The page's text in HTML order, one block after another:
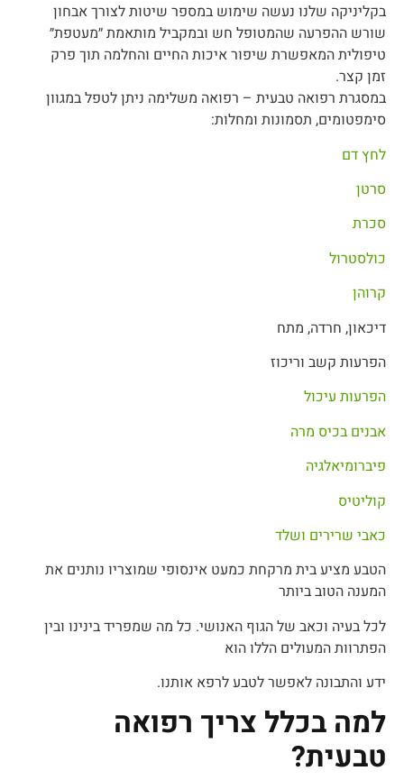
בקליניקה שלנו נעשה שימוש במספר שיטות לצורך אבחון
שורש ההפרעה שהמטופל חש ובמקביל מותאמת ״מעטפת״
טיפולית המאפשרת שיפור איכות החיים והחלמה תוך פרק
זמן קצר.
במסגרת רפואה טבעית – רפואה משלימה ניתן לטפל במגוון
סימפטומים, תסמונות ומחלות:
לחץ דם
סרטן
סכרת
כולסטרול
קרוהן
דיכאון, חרדה, מתח
הפרעות קשב וריכוז
הפרעות עיכול
אבנים בכיס מרה
פיברומיאלגיה
קוליטיס
כאבי שרירים ושלד
הטבע מציע בית מרקחת כמעט אינסופי שמוצריו נותנים את
המענה הטוב ביותר
לכל בעיה וכאב של הגוף האנושי. כל מה שמפריד בינינו ובין
הפתרוות המעולים הללו הוא
ידע והתבונה לאפשר לטבע לרפא אותנו.
למה בכלל צריך רפואה
טבעית?